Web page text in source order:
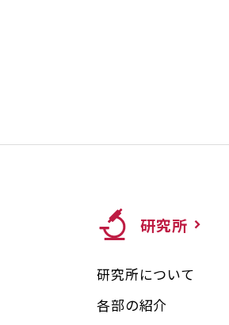
研究所
研究所について
各部の紹介